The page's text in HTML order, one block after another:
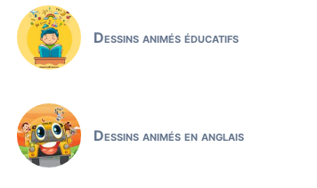
Dessins animés éducatifs
Dessins animés en anglais